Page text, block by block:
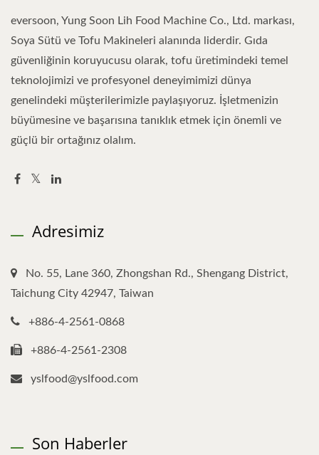
eversoon, Yung Soon Lih Food Machine Co., Ltd. markası,
Soya Sütü ve Tofu Makineleri alanında liderdir. Gıda
güvenliğinin koruyucusu olarak, tofu üretimindeki temel
teknolojimizi ve profesyonel deneyimimizi dünya
genelindeki müşterilerimizle paylaşıyoruz. İşletmenizin
büyümesine ve başarısına tanıklık etmek için önemli ve
güçlü bir ortağınız olalım.
Adresimiz
No. 55, Lane 360, Zhongshan Rd., Shengang District,
Taichung City 42947, Taiwan
+886-4-2561-0868
+886-4-2561-2308
yslfood@yslfood.com
Son Haberler